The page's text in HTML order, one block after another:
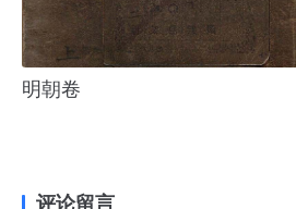
明朝卷
评论留言